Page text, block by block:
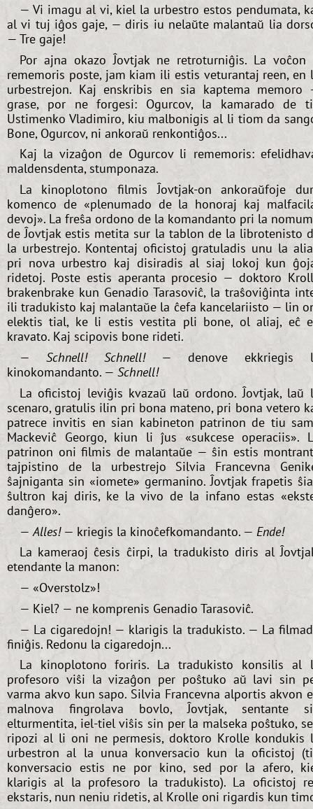
— Vi imagu al vi, kiel la urbestro estos pendumata,
al vi tuj iĝos gaje, — diris iu nelaŭte malantaŭ lia
— Tre gaje!
Por ajna okazo Ĵovtjak ne retroturniĝis. La
rememoris poste, jam kiam ili estis veturantaj reen, en
urbestrejon. Kaj enskribis en sia kaptema memoro
grase, por ne forgesi: Ogurcov, la kamarado de
Ustimenko Vladimiro, kiu malbonigis al li tiom da
Bone, Ogurcov, ni ankoraŭ renkontiĝos...
Kaj la vizaĝon de Ogurcov li rememoris:
maldensdenta, stumponaza.
La kinoplotono filmis Ĵovtjak-on ankoraŭfoje
komenco de «plenumado de la honoraj kaj
devoj». La freŝa ordono de la komandanto pri la
de Ĵovtjak estis metita sur la tablon de la librotenisto
la urbestrejo. Kontentaj oficistoj gratuladis unu la
pri nova urbestro kaj disiradis al siaj lokoj kun
ridetoj. Poste estis aperanta procesio — doktoro
brakenbrake kun Genadio Tarasoviĉ, la traŝoviĝinta
ili tradukisto kaj malantaŭe la ĉefa kancelariisto — lin
elektis tial, ke li estis vestita pli bone, ol aliaj, eĉ
kravato. Kaj scipovis bone rideti.
— Schnell! Schnell!— denove ekkriegis
kinokomandanto. — Schnell!
La oficistoj leviĝis kvazaŭ laŭ ordono. Ĵovtjak, laŭ
scenaro, gratulis ilin pri bona mateno, pri bona vetero
patrece invitis en sian kabineton patrinon de tiu
Mackeviĉ Georgo, kiun li ĵus «sukcese operaciis».
patrinon oni filmis de malantaŭe — ŝin estis
tajpistino de la urbestrejo Silvia Francevna
ŝajniganta sin «iomete» germanino. Ĵovtjak frapetis
ŝultron kaj diris, ke la vivo de la infano estas
danĝero».
— Alles!— kriegis la kinoĉefkomandanto. — Ende!
La kameraoj ĉesis ĉirpi, la tradukisto diris al
etendante la manon:
— «Overstolz»!
— Kiel? — ne komprenis Genadio Tarasoviĉ.
— La cigaredojn! — klarigis la tradukisto. — La
finiĝis. Redonu la cigaredojn...
La kinoplotono foriris. La tradukisto konsilis al
profesoro viŝi la vizaĝon per poŝtuko aŭ lavi sin
varma akvo kun sapo. Silvia Francevna alportis akvon
malnova fingrolava bovlo, Ĵovtjak, sentante
elturmentita, iel-tiel viŝis sin per la malseka poŝtuko,
ripozi al li oni ne permesis, doktoro Krolle kondukis
urbestron al la unua konversacio kun la oficistoj
konversacio estis ne por kino, sed por la afero,
klarigis al la profesoro la tradukisto). La oficistoj
ekstaris, nun neniu ridetis, al Krolle oni rigardis kun